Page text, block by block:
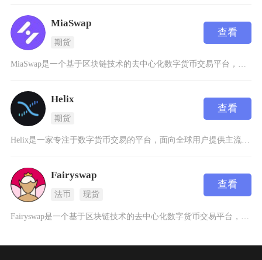
MiaSwap
期货
查看
Helix
期货
查看
Helix是一家专注于数字货币交易的平台，面向全球用户提供主流数字资产的交易服务，包括比特
Fairyswap
法币 现货
查看